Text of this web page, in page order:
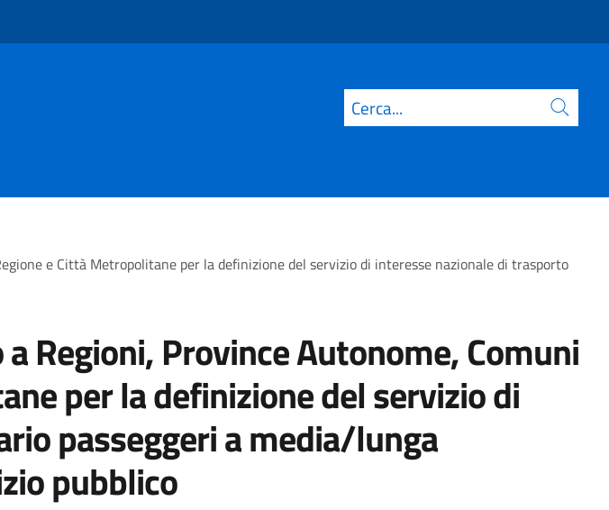
Cerca
e Città Metropolitane per la definizione del servizio di interesse nazionale di trasporto
Regioni, Province Autonome, Comuni
per la definizione del servizio di
passeggeri a media/lunga
pubblico